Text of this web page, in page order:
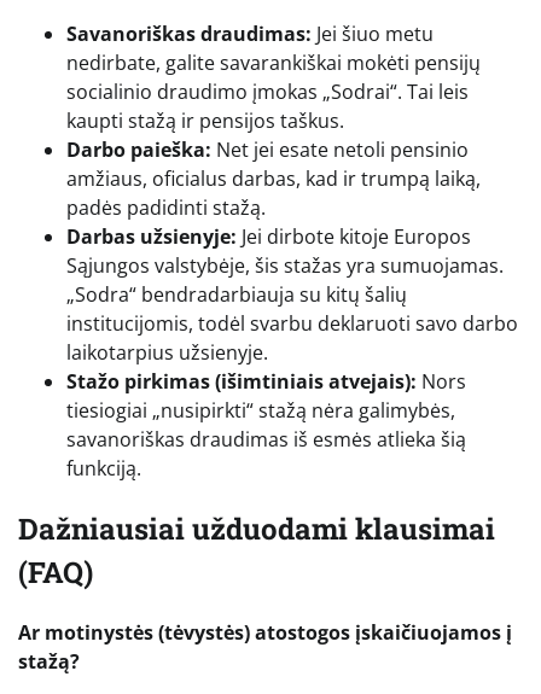
Savanoriškas draudimas: Jei šiuo metu
nedirbate, galite savarankiškai mokėti pensijų
socialinio draudimo įmokas „Sodrai“. Tai leis
kaupti stažą ir pensijos taškus.
Darbo paieška: Net jei esate netoli pensinio
amžiaus, oficialus darbas, kad ir trumpą laiką,
padės padidinti stažą.
Darbas užsienyje: Jei dirbote kitoje Europos
Sąjungos valstybėje, šis stažas yra sumuojamas.
„Sodra“ bendradarbiauja su kitų šalių
institucijomis, todėl svarbu deklaruoti savo darbo
laikotarpius užsienyje.
Stažo pirkimas (išimtiniais atvejais): Nors
tiesiogiai „nusipirkti“ stažą nėra galimybės,
savanoriškas draudimas iš esmės atlieka šią
funkciją.
Dažniausiai užduodami klausimai
(FAQ)
Ar motinystės (tėvystės) atostogos įskaičiuojamos į
stažą?